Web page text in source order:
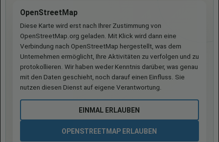
OpenStreetMap
Diese Karte wird erst nach Ihrer Zustimmung von
OpenStreetMap.org geladen. Mit Klick wird dann eine
Verbindung nach OpenStreetMap hergestellt, was dem
Unternehmen ermöglicht, Ihre Aktivitäten zu verfolgen und zu
protokollieren. Wir haben weder Kenntnis darüber, was genau
mit den Daten geschieht, noch darauf einen Einfluss. Sie
nutzen diesen Dienst auf eigene Verantwortung.
EINMAL ERLAUBEN
OPENSTREETMAP ERLAUBEN